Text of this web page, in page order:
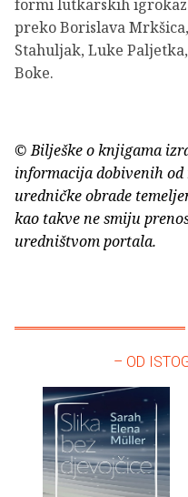
formi lutkarskih
preko Borislava
Stahuljak, Luke
Boke.
© Bilješke o knjigama
informacija dobivenih
uredničke obrade
kao takve ne smiju
uredništvom portala.
– OD